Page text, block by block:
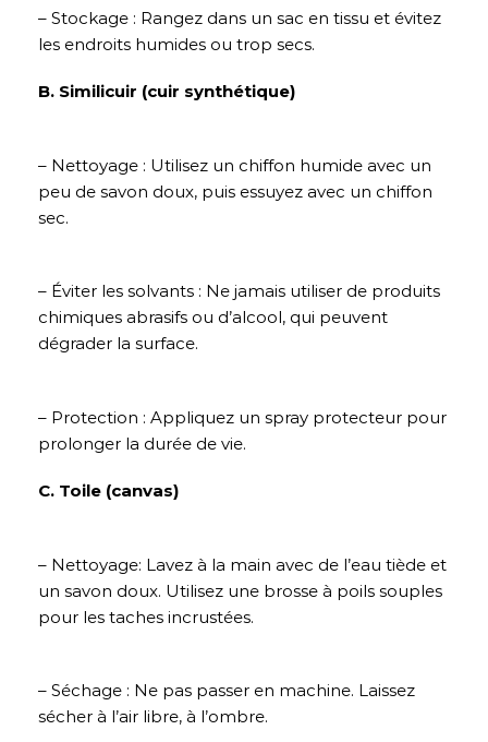
– Stockage : Rangez dans un sac en tissu et évitez
les endroits humides ou trop secs.
B. Similicuir (cuir synthétique)
– Nettoyage : Utilisez un chiffon humide avec un
peu de savon doux, puis essuyez avec un chiffon
sec.
– Éviter les solvants : Ne jamais utiliser de produits
chimiques abrasifs ou d’alcool, qui peuvent
dégrader la surface.
– Protection : Appliquez un spray protecteur pour
prolonger la durée de vie.
C. Toile (canvas)
– Nettoyage: Lavez à la main avec de l’eau tiède et
un savon doux. Utilisez une brosse à poils souples
pour les taches incrustées.
– Séchage : Ne pas passer en machine. Laissez
sécher à l’air libre, à l’ombre.